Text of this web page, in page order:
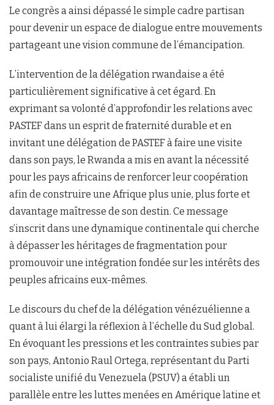
Le congrès a ainsi dépassé le simple cadre partisan
pour devenir un espace de dialogue entre mouvements
partageant une vision commune de l’émancipation.
L’intervention de la délégation rwandaise a été
particulièrement significative à cet égard. En
exprimant sa volonté d’approfondir les relations avec
PASTEF dans un esprit de fraternité durable et en
invitant une délégation de PASTEF à faire une visite
dans son pays, le Rwanda a mis en avant la nécessité
pour les pays africains de renforcer leur coopération
afin de construire une Afrique plus unie, plus forte et
davantage maîtresse de son destin. Ce message
s’inscrit dans une dynamique continentale qui cherche
à dépasser les héritages de fragmentation pour
promouvoir une intégration fondée sur les intérêts des
peuples africains eux-mêmes.
Le discours du chef de la délégation vénézuélienne a
quant à lui élargi la réflexion à l’échelle du Sud global.
En évoquant les pressions et les contraintes subies par
son pays, Antonio Raul Ortega, représentant du Parti
socialiste unifié du Venezuela (PSUV) a établi un
parallèle entre les luttes menées en Amérique latine et